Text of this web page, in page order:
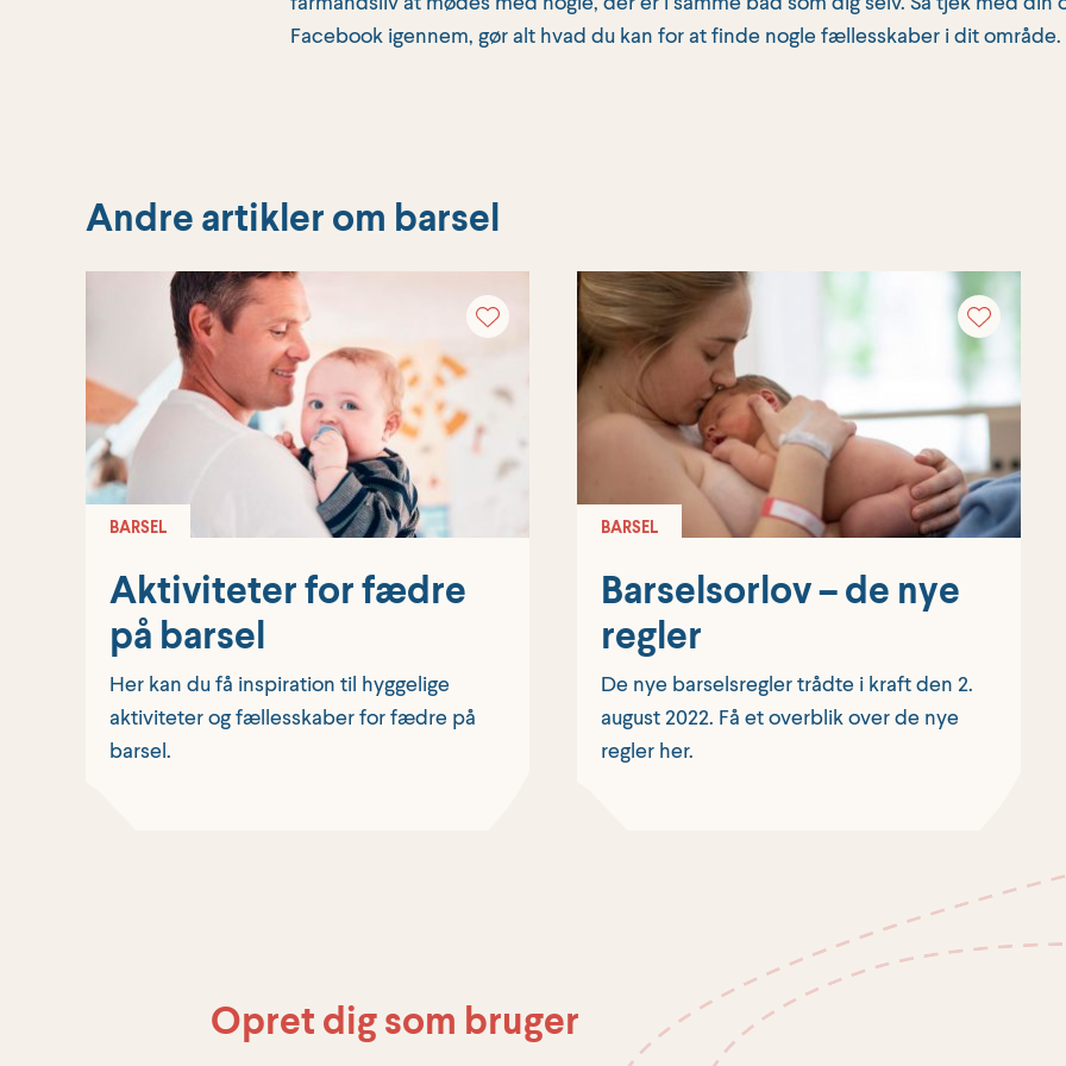
Facebook igennem, gør alt hvad du kan for at finde nogle fællesskaber i dit område.
Andre artikler om barsel
Aktiviteter for fædre
på barsel
BARSEL
Her kan du få inspiration til hyggelige
aktiviteter og fællesskaber for fædre på
barsel.
Barselsorlov – de nye
regler
BARSEL
De nye barselsregler trådte i kraft den 2.
august 2022. Få et overblik over de nye
regler her.
Opret dig som bruger